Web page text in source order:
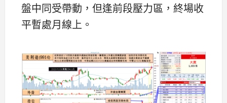
盤中同受帶動，但逢前段壓力區，終場收
平暫處月線上。